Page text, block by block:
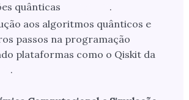
quânticas
.
aos algoritmos quânticos e
passos na programação
plataformas como o Qiskit da
.